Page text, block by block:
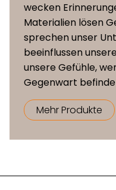
Untergestell
wecken
Materialien lösen
sprechen unser
beeinflussen
unsere Gefühle,
Gegenwart
Mehr Produkte